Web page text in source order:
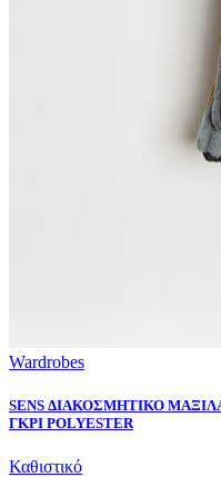
Wardrobes
SENS ΔΙΑΚΟΣΜΗΤΙΚΟ
ΓΚΡΙ POLYESTER
Καθιστικό